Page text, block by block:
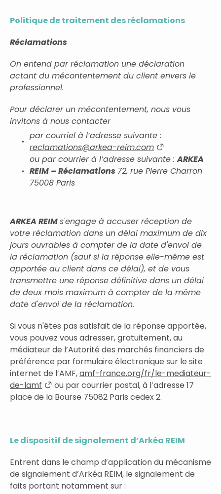
Politique de traitement des réclamations
Réclamations
On entend par réclamation une déclaration
actant du mécontentement du client envers le
professionnel.
Pour déclarer un mécontentement, nous vous
invitons à nous contacter
par courriel à l’adresse suivante :
reclamations@arkea-reim.com
ou par courrier à l’adresse suivante :ARKEA
REIM – Réclamations 72, rue Pierre Charron
75008 Paris
ARKEA REIMs'engage à accuser réception de
votre réclamation dans un délai maximum de dix
jours ouvrables à compter de la date d'envoi de
la réclamation (sauf si la réponse elle-même est
apportée au client dans ce délai), et de vous
transmettre une réponse définitive dans un délai
de deux mois maximum à compter de la même
date d'envoi de la réclamation.
Si vous n'êtes pas satisfait de la réponse apportée,
vous pouvez vous adresser, gratuitement, au
médiateur de l’Autorité des marchés financiers de
préférence par formulaire électronique sur le site
internet de l’AMF,amf-france.org/fr/le-mediateur-
de-lamf
ou par courrier postal, à l’adresse 17
place de la Bourse 75082 Paris cedex 2.
Le dispositif de signalement d’Arkéa REIM
Entrent dans le champ d’application du mécanisme
de signalement d’Arkéa REIM, le signalement de
faits portant notamment sur :